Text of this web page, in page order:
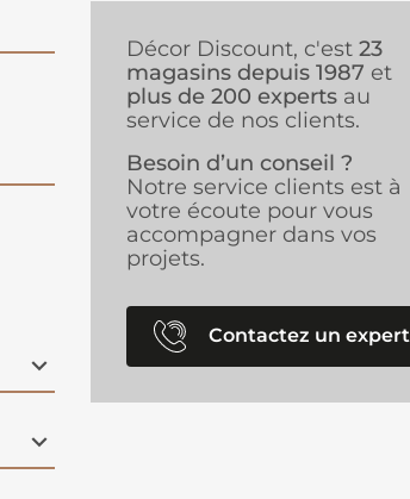
Décor Discount, c'est 23
magasins depuis 1987 et
plus de 200 experts au
service de nos clients.
Besoin d’un conseil ?
Notre service clients est à
votre écoute pour vous
accompagner dans vos
projets.
Contactez un expert